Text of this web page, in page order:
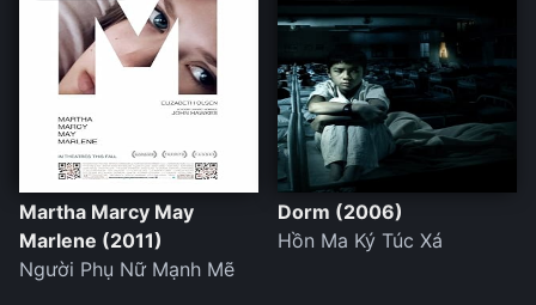
Martha Marcy May
Marlene (2011)
Người Phụ Nữ Mạnh Mẽ
Dorm (2006)
Hồn Ma Ký Túc Xá